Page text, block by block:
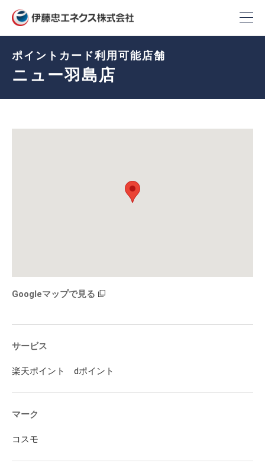
ポイントカード利用可能店舗
ニュー羽島店
Googleマップで見る
サービス
楽天ポイント dポイント
マーク
コスモ